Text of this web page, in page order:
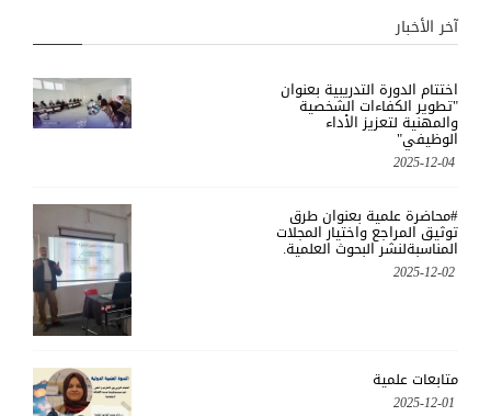
آخر الأخبار
اختتام الدورة التدريبية بعنوان
"تطوير الكفاءات الشخصية
والمهنية لتعزيز الأداء
الوظيفي"
2025-12-04
#محاضرة علمية بعنوان طرق
توثيق المراجع واختيار المجلات
المناسبةلنشر البحوث العلمية.
2025-12-02
متابعات علمية
2025-12-01